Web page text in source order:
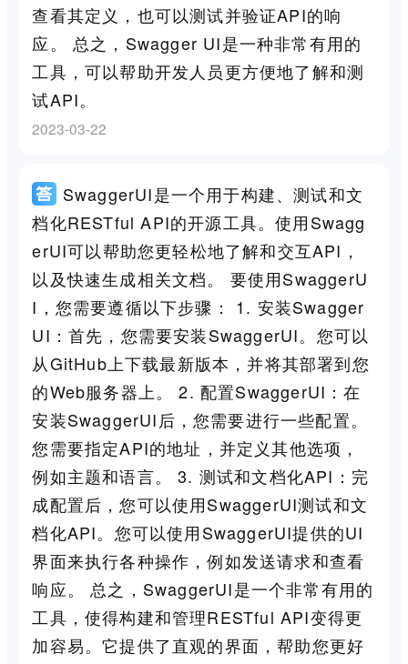
查看其定义，也可以测试并验证API的响
应。 总之，Swagger UI是一种非常有用的
工具，可以帮助开发人员更方便地了解和测
试API。
2023-03-22
SwaggerUI是一个用于构建、测试和文
档化RESTful API的开源工具。使用Swagg
erUI可以帮助您更轻松地了解和交互API，
以及快速生成相关文档。 要使用SwaggerU
I，您需要遵循以下步骤： 1. 安装Swagger
UI：首先，您需要安装SwaggerUI。您可以
从GitHub上下载最新版本，并将其部署到您
的Web服务器上。 2. 配置SwaggerUI：在
安装SwaggerUI后，您需要进行一些配置。
您需要指定API的地址，并定义其他选项，
例如主题和语言。 3. 测试和文档化API：完
成配置后，您可以使用SwaggerUI测试和文
档化API。您可以使用SwaggerUI提供的UI
界面来执行各种操作，例如发送请求和查看
响应。 总之，SwaggerUI是一个非常有用的
工具，使得构建和管理RESTful API变得更
加容易。它提供了直观的界面，帮助您更好